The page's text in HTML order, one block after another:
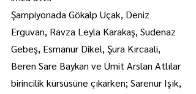
Şampiyonada Gökalp Uçak, Deniz
Erguvan, Ravza Leyla Karakaş, Sudenaz
Gebeş, Esmanur Dikel, Şura Kırcaali,
Beren Sare Baykan ve Ümit Arslan Atlılar
birincilik kürsüsüne çıkarken; Sarenur Işık,